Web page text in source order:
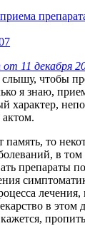
11 декабря
чтобы
я знаю,
характер,
память, то
в том
препараты
в этом